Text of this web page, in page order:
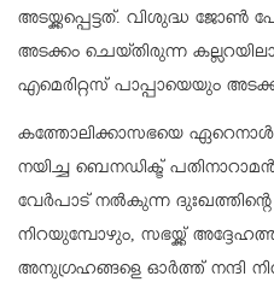
അടയ്ക്കപ്പെട്ടത്. വിശുദ്ധ ജോൺ
അടക്കം ചെയ്തിരുന്ന
എമെരിറ്റസ് പാപ്പായെയും
കത്തോലിക്കാസഭയെ ഏറെനാൾ
നയിച്ച ബെനഡിക്ട്
വേർപാട് നൽകുന്ന
നിറയുമ്പോഴും, സഭയ്ക്ക്
അനുഗ്രഹങ്ങളെ ഓർത്ത് നന്ദി